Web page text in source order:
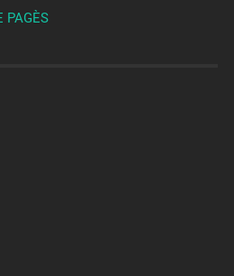
PAGÈS